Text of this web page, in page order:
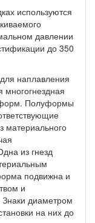
используются
давлении
до 350
наплавления
многогнездная
Полуформы
материального
из гнезд
подвижна и
и
диаметром
на них до